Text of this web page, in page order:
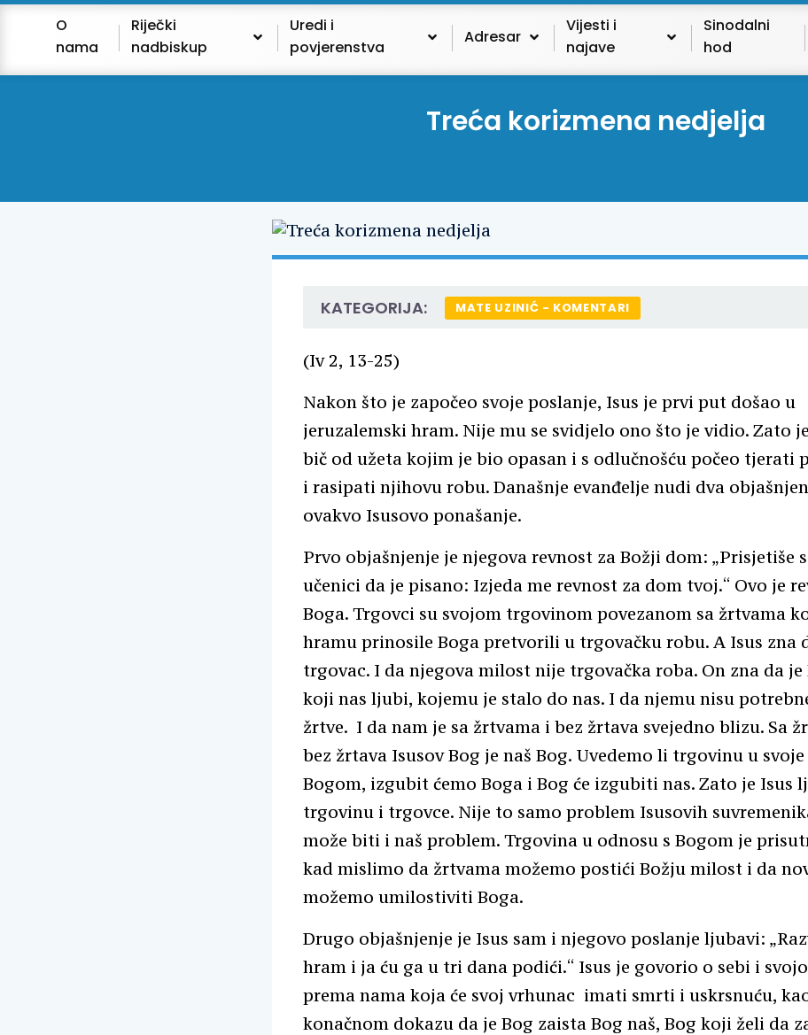
O
nama
Riječki
nadbiskup
Uredi i
povjerenstva
Adresar
Vijesti i
najave
Sinodalni
hod
Treća korizmena nedjelja
KATEGORIJA: MATE UZINIĆ - KOMENTARI
(Iv 2, 13-25)
Nakon što je započeo svoje poslanje, Isus je prvi put došao u
jeruzalemski hram. Nije mu se svidjelo ono što je vidio. Zato
bič od užeta kojim je bio opasan i s odlučnošću počeo tjerati
i rasipati njihovu robu. Današnje evanđelje nudi dva
ovakvo Isusovo ponašanje.
Prvo objašnjenje je njegova revnost za Božji dom: „Prisjetiše
učenici da je pisano: Izjeda me revnost za dom tvoj.“ Ovo je
Boga. Trgovci su svojom trgovinom povezanom sa žrtvama
hramu prinosile Boga pretvorili u trgovačku robu. A Isus zna
trgovac. I da njegova milost nije trgovačka roba. On zna da je
koji nas ljubi, kojemu je stalo do nas. I da njemu nisu
žrtve. I da nam je sa žrtvama i bez žrtava svejedno blizu. Sa
bez žrtava Isusov Bog je naš Bog. Uvedemo li trgovinu u svoje
Bogom, izgubit ćemo Boga i Bog će izgubiti nas. Zato je Isus
trgovinu i trgovce. Nije to samo problem Isusovih
može biti i naš problem. Trgovina u odnosu s Bogom je
kad mislimo da žrtvama možemo postići Božju milost i da
možemo umilostiviti Boga.
Drugo objašnjenje je Isus sam i njegovo poslanje ljubavi:
hram i ja ću ga u tri dana podići.“ Isus je govorio o sebi i
prema nama koja će svoj vrhunac imati smrti i uskrsnuću,
konačnom dokazu da je Bog zaista Bog naš, Bog koji želi da